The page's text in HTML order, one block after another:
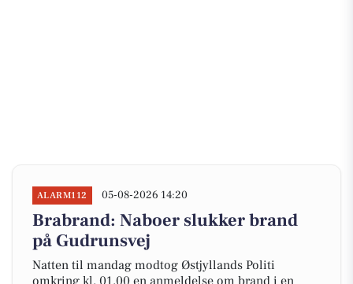
ALARM112 05-08-2026 14:20
Brabrand: Naboer slukker brand
på Gudrunsvej
Natten til mandag modtog Østjyllands Politi
omkring kl. 01.00 en anmeldelse om brand i en